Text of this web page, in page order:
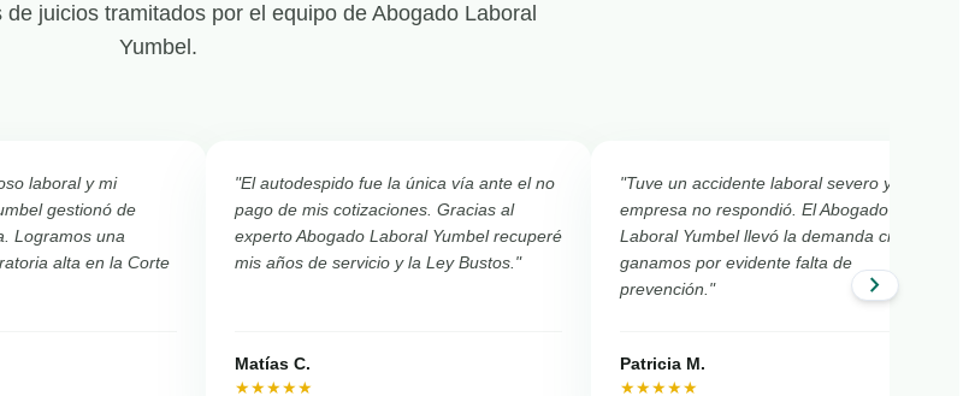
juicios tramitados por el equipo de Abogado Laboral
Yumbel.
laboral y mi
gestionó de
Logramos una
alta en la Corte
"El autodespido fue la única vía ante el no
pago de mis cotizaciones. Gracias al
experto Abogado Laboral Yumbel recuperé
mis años de servicio y la Ley Bustos."
Matías C.
★★★★★
"Tuve un accidente laboral severo y la
empresa no respondió. El Abogado
Laboral Yumbel llevó la demanda civil y
ganamos por evidente falta de
prevención."
Patricia M.
★★★★★
chevron_right